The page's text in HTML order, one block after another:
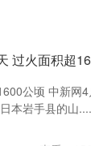
过火面积超
公顷 中新网
本岩手县的山....